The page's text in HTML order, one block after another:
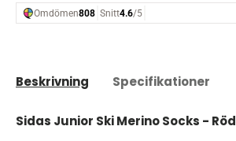
Beskrivning Specifikationer
Sidas Junior Ski Merino Socks - Röd